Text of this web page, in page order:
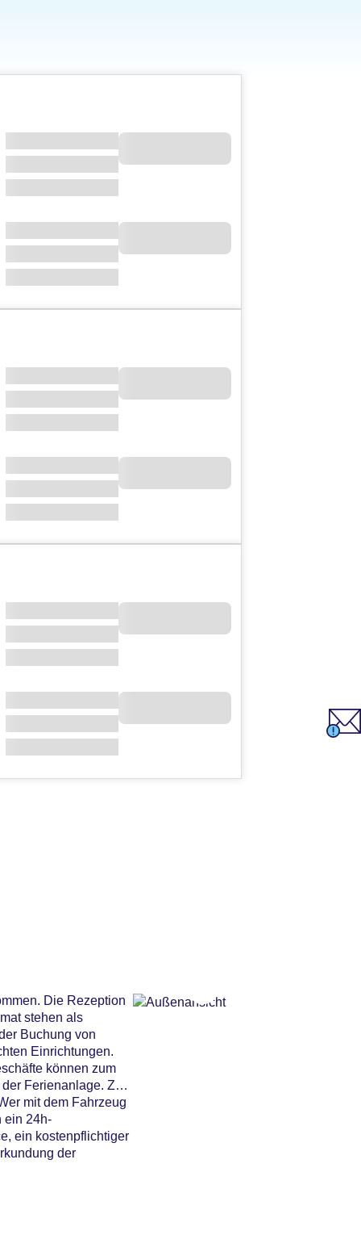
Die Rezeption
stehen als
Buchung von
Einrichtungen.
können zum
Ferienanlage. Zu
mit dem Fahrzeug
ein 24h-
ein kostenpflichtiger
der